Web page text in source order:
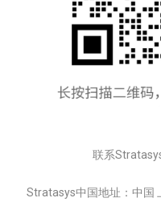
联系
Stratasys中国地址：中国